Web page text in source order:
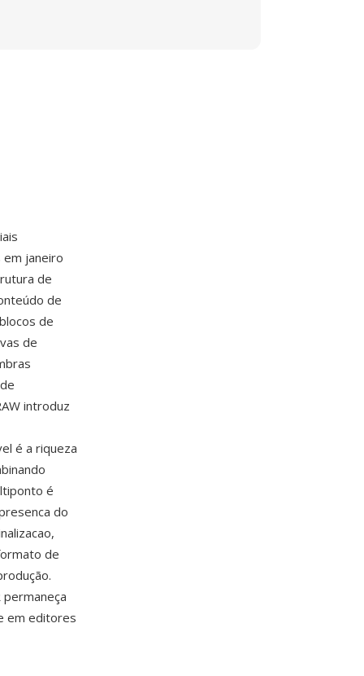
em janeiro
de
de
de
de
introduz
é a riqueza
é
do
de
permaneça
em editores